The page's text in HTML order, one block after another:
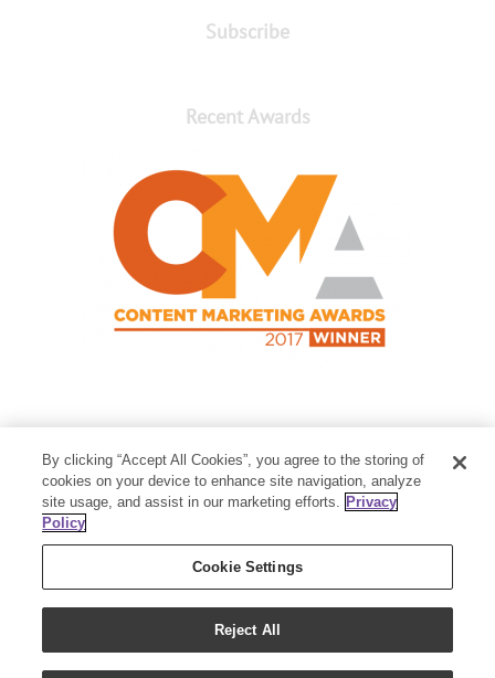
Subscribe
Recent Awards
Member Services:
1-800-371-3515
Thanksgiving Point Business Park
3125 Executive Parkway
Lehi, UT 84043
By clicking “Accept All Cookies”, you agree to the storing of
cookies on your device to enhance site navigation, analyze
site usage, and assist in our marketing efforts. Privacy
Policy
Cookie Settings
Reject All